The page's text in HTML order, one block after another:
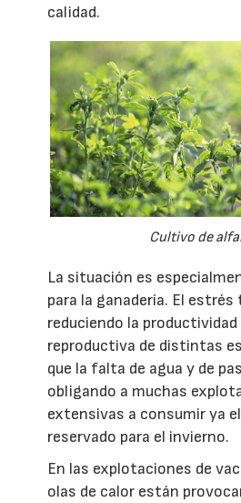
calidad.
Cultivo de
La situación es
para la ganadería. El
reduciendo la productividad
reproductiva de distintas
que la falta de agua y de
obligando a muchas
extensivas a consumir ya
reservado para el invierno.
En las explotaciones de
olas de calor están